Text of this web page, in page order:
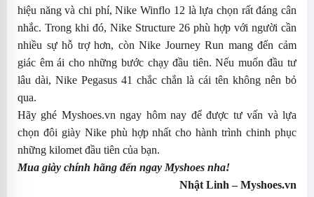
hiệu năng và chi phí, Nike Winflo 12 là lựa chọn rất đáng cân
nhắc. Trong khi đó, Nike Structure 26 phù hợp với người cần
nhiều sự hỗ trợ hơn, còn Nike Journey Run mang đến cảm
giác êm ái cho những bước chạy đầu tiên. Nếu muốn đầu tư
lâu dài, Nike Pegasus 41 chắc chắn là cái tên không nên bỏ
qua.
Hãy ghé Myshoes.vn ngay hôm nay để được tư vấn và lựa
chọn đôi giày Nike phù hợp nhất cho hành trình chinh phục
những kilomet đầu tiên của bạn.
Mua giày chính hãng đến ngay Myshoes nha!
Nhật Linh – Myshoes.vn